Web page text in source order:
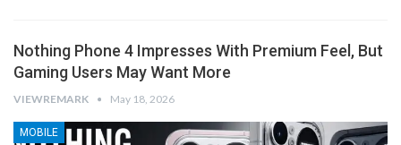
Nothing Phone 4 Impresses With Premium Feel, But
Gaming Users May Want More
VIEWREMARK May 18, 2026
MOBILE